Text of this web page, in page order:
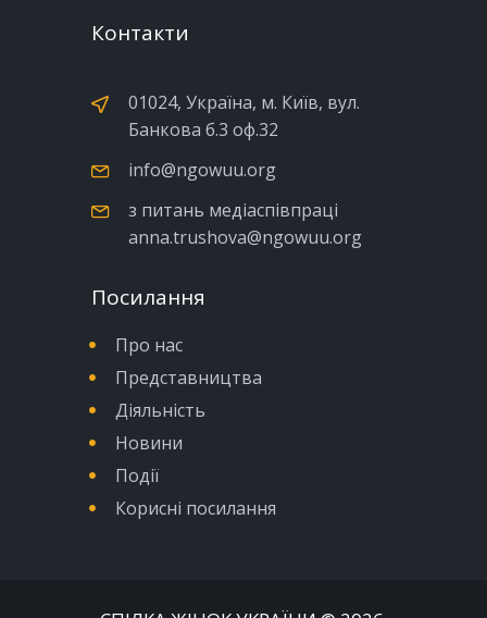
Контакти
01024, Україна, м. Київ, вул.
Банкова б.3 оф.32
info@ngowuu.org
з питань медіаспівпраці
anna.trushova@ngowuu.org
Посилання
Про нас
Представництва
Діяльність
Новини
Події
Корисні посилання